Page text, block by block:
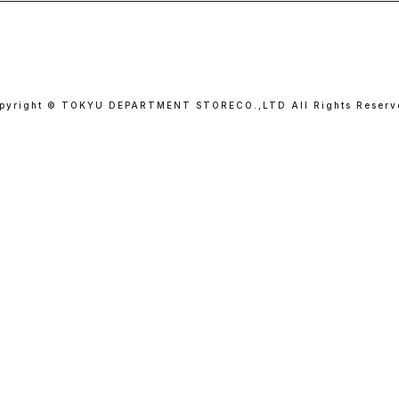
© TOKYU DEPARTMENT STORE CO.,LTD All Rights